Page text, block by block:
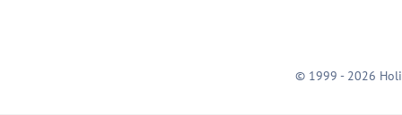
© 1999 - 2026